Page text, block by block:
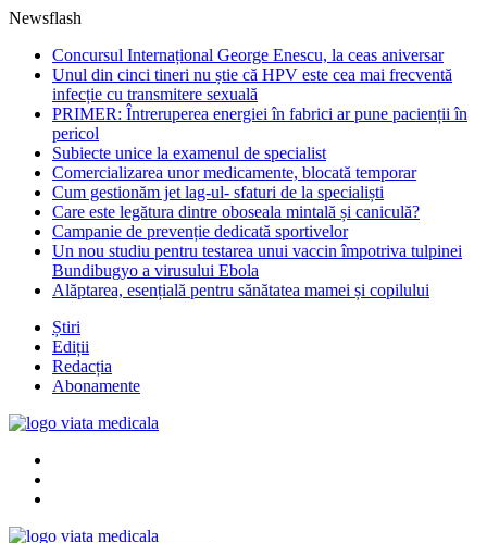
Newsflash
Concursul Internațional George Enescu, la ceas aniversar
Unul din cinci tineri nu știe că HPV este cea mai frecventă
infecție cu transmitere sexuală
PRIMER: Întreruperea energiei în fabrici ar pune pacienții în
pericol
Subiecte unice la examenul de specialist
Comercializarea unor medicamente, blocată temporar
Cum gestionăm jet lag-ul- sfaturi de la specialiști
Care este legătura dintre oboseala mintală și caniculă?
Campanie de prevenție dedicată sportivelor
Un nou studiu pentru testarea unui vaccin împotriva tulpinei
Bundibugyo a virusului Ebola
Alăptarea, esențială pentru sănătatea mamei și copilului
Știri
Ediții
Redacția
Abonamente